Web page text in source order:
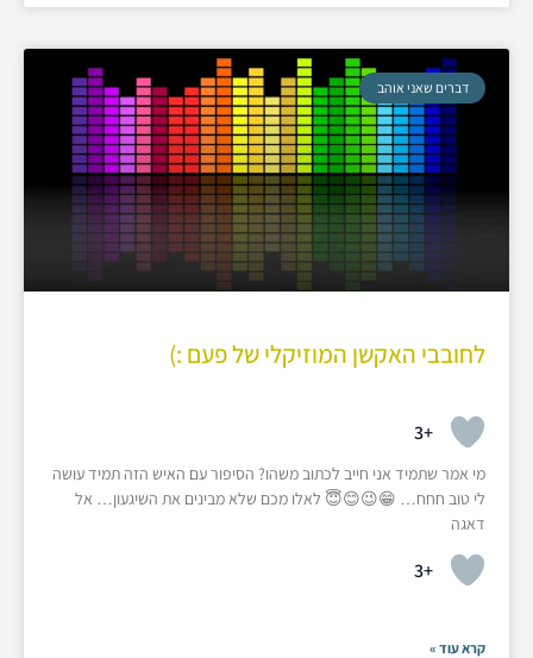
דברים שאני אוהב
לחובבי האקשן המוזיקלי של פעם :)
+3
מי אמר שתמיד אני חייב לכתוב משהו? הסיפור עם האיש הזה תמיד עושה
לי טוב חחח… 😁😉😊😇 לאלו מכם שלא מבינים את השיגעון… אל
דאגה
+3
קרא עוד »